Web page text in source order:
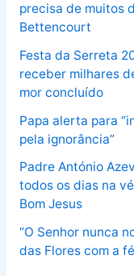
precisa de muitos
Bettencourt
Festa da Serreta
receber milhares
mor concluído
Papa alerta para
pela ignorância”
Padre António
todos os dias na
Bom Jesus
“O Senhor nunca
das Flores com a